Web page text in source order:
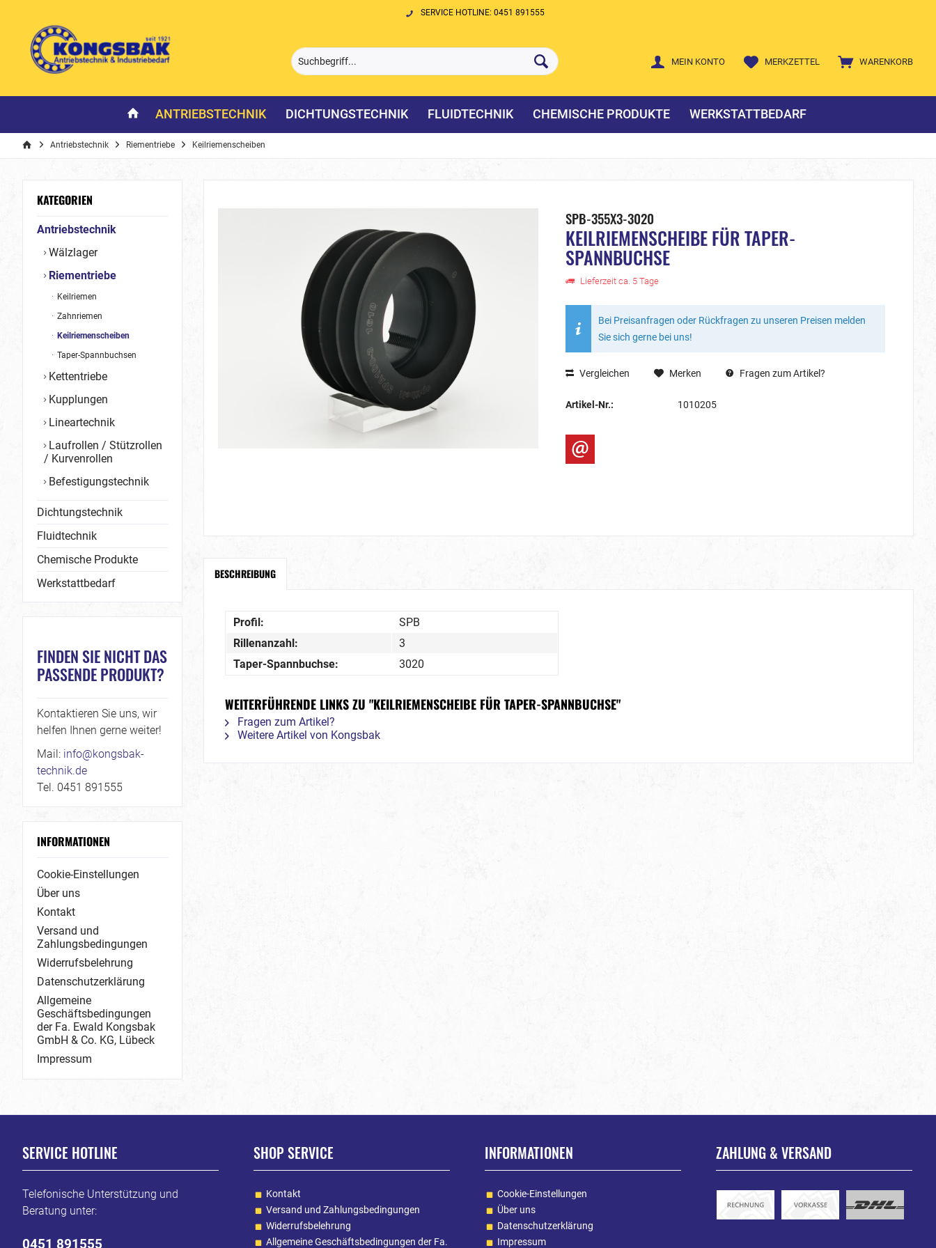
SERVICE HOTLINE: 0451 891555
WARENKORB
MERKZETTEL
MEIN KONTO
ANTRIEBSTECHNIK DICHTUNGSTECHNIK FLUIDTECHNIK CHEMISCHE PRODUKTE WERKSTATTBEDARF
Antriebstechnik Riementriebe Keilriemenscheiben
KATEGORIEN
Antriebstechnik
Wälzlager
Riementriebe
Keilriemen
Zahnriemen
Keilriemenscheiben
Taper-Spannbuchsen
Kettentriebe
Kupplungen
Lineartechnik
Laufrollen / Stützrollen
/ Kurvenrollen
Befestigungstechnik
Dichtungstechnik
Fluidtechnik
Chemische Produkte
Werkstattbedarf
FINDEN SIE NICHT DAS
PASSENDE PRODUKT?
Kontaktieren Sie uns, wir
helfen Ihnen gerne weiter!
Mail: info@kongsbak-
technik.de
Tel. 0451 891555
INFORMATIONEN
Cookie-Einstellungen
Über uns
Kontakt
Versand und
Zahlungsbedingungen
Widerrufsbelehrung
Datenschutzerklärung
Allgemeine
Geschäftsbedingungen
der Fa. Ewald Kongsbak
GmbH & Co. KG, Lübeck
Impressum
SPB-355X3-3020
KEILRIEMENSCHEIBE FÜR TAPER-
SPANNBUCHSE
Lieferzeit ca. 5 Tage
Bei Preisanfragen oder Rückfragen zu unseren Preisen melden
Sie sich gerne bei uns!
Vergleichen Merken Fragen zum Artikel?
Artikel-Nr.: 1010205
BESCHREIBUNG
Profil:
SPB
Rillenanzahl:
3
Taper-Spannbuchse:
3020
WEITERFÜHRENDE LINKS ZU "KEILRIEMENSCHEIBE FÜR TAPER-SPANNBUCHSE"
Fragen zum Artikel?
Weitere Artikel von Kongsbak
SERVICE HOTLINE
Telefonische Unterstützung und
Beratung unter:
0451 891555
SHOP SERVICE
Kontakt
Versand und Zahlungsbedingungen
Widerrufsbelehrung
Allgemeine Geschäftsbedingungen der Fa.
INFORMATIONEN
Cookie-Einstellungen
Über uns
Datenschutzerklärung
Impressum
ZAHLUNG & VERSAND